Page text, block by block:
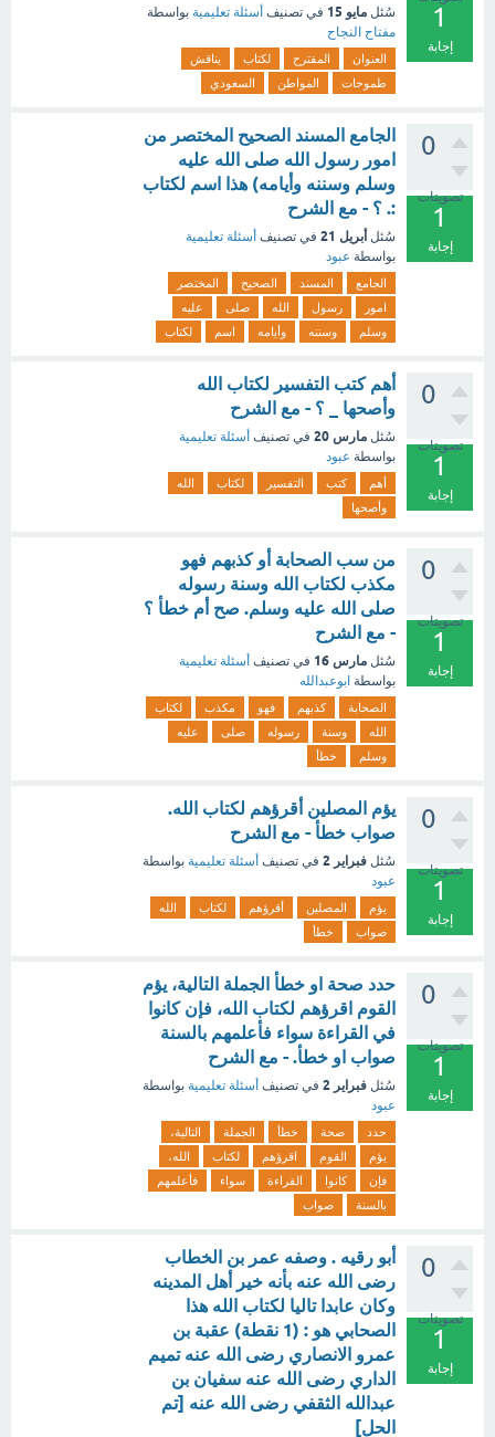
1
إجابة
سُئل مايو 15 في تصنيف أسئلة تعليمية بواسطة
مفتاح النجاح
العنوان المقترح لكتاب
يناقش
طموحات
المواطن السعودي
0
تصويتات
1
إجابة
الجامع المسند الصحيح المختصر من
امور رسول الله صلى الله عليه
وسلم وسننه وأيامه) هذا اسم لكتاب
:. ؟ - مع الشرح
سُئل أبريل 21 في تصنيف أسئلة تعليمية
بواسطة عبود
الجامع المسند الصحيح
المختصر
امور
رسول الله صلى
عليه
وسلم
وسننه وأيامه اسم لكتاب
0
تصويتات
1
إجابة
أهم كتب التفسير لكتاب الله
وأصحها _ ؟ - مع الشرح
سُئل مارس 20 في تصنيف أسئلة تعليمية
بواسطة عبود
أهم كتب التفسير لكتاب
الله
وأصحها
0
تصويتات
1
إجابة
من سب الصحابة أو كذبهم فهو
مكذب لكتاب الله وسنة رسوله
صلى الله عليه وسلم. صح أم خطأ ؟
- مع الشرح
سُئل مارس 16 في تصنيف أسئلة تعليمية
بواسطة ابوعبدالله
الصحابة كذبهم فهو مكذب
لكتاب
الله
وسنة رسوله صلى
عليه
وسلم
خطأ
0
تصويتات
1
إجابة
يؤم المصلين أقرؤهم لكتاب الله.
صواب خطأ - مع الشرح
سُئل فبراير 2 في تصنيف أسئلة تعليمية بواسطة
عبود
يؤم المصلين أقرؤهم لكتاب
الله
صواب
خطأ
0
تصويتات
1
إجابة
حدد صحة او خطأ الجملة التالية، يؤم
القوم اقرؤهم لكتاب الله، فإن كانوا
في القراءة سواء فأعلمهم بالسنة
صواب او خطأ. - مع الشرح
سُئل فبراير 2 في تصنيف أسئلة تعليمية بواسطة
عبود
حدد صحة خطأ الجملة
التالية،
يؤم
القوم اقرؤهم لكتاب
الله،
فإن
كانوا القراءة سواء
فأعلمهم
بالسنة
صواب
0
تصويتات
1
إجابة
أبو رقيه . وصفه عمر بن الخطاب
رضى الله عنه بأنه خير أهل المدينه
وكان عابدا تاليا لكتاب الله هذا
الصحابي هو : (1 نقطة) عقبة بن
عمرو الانصاري رضى الله عنه تميم
الداري رضى الله عنه سفيان بن
عبدالله الثقفي رضى الله عنه [تم
الحل]